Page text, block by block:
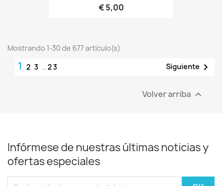
€ 5,00
Mostrando 1-30 de 677 artículo(s)
1 2 3 … 23 Siguiente 
Volver arriba 
Infórmese de nuestras últimas noticias y
ofertas especiales